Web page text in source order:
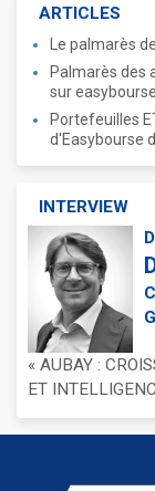
ARTICLES
Le palmarès
Palmarès des
sur
Portefeuilles
d'Easybourse
INTERVIEW
« AUBAY :
ET